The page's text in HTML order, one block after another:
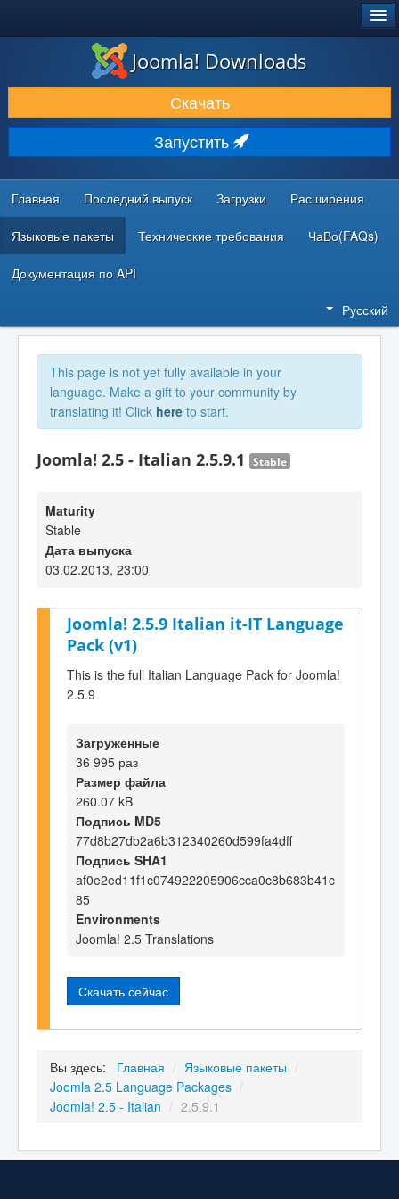
ЗАГРУЗКИ И РАСШИРЕНИЯ
ДОКУМЕНТАЦИЯ И ОБУЧЕНИЕ
СООБЩЕСТВО И ПОДДЕРЖКА
РЕСУРСЫ ДЛЯ РАЗРАБОТЧИКОВ
Joomla! Downloads
Скачать
Запустить
Главная Последний выпуск Загрузки Расширения
Языковые пакеты Технические требования ЧаВо(FAQs)
Документация по API
Русский
This page is not yet fully available in your
language. Make a gift to your community by
translating it! Click here to start.
Joomla! 2.5 - Italian 2.5.9.1 Stable
Maturity
Stable
Дата выпуска
03.02.2013, 23:00
Joomla! 2.5.9 Italian it-IT Language
Pack (v1)
This is the full Italian Language Pack for Joomla!
2.5.9
Загруженные
36 995 раз
Размер файла
260.07 kB
Подпись MD5
77d8b27db2a6b312340260d599fa4dff
Подпись SHA1
af0e2ed11f1c074922205906cca0c8b683b41c
85
Environments
Joomla! 2.5 Translations
Скачать сейчас
Вы здесь: Главная / Языковые пакеты /
Joomla 2.5 Language Packages /
Joomla! 2.5 - Italian / 2.5.9.1